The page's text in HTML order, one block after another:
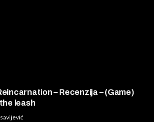
– Recenzija – (Game)
leash